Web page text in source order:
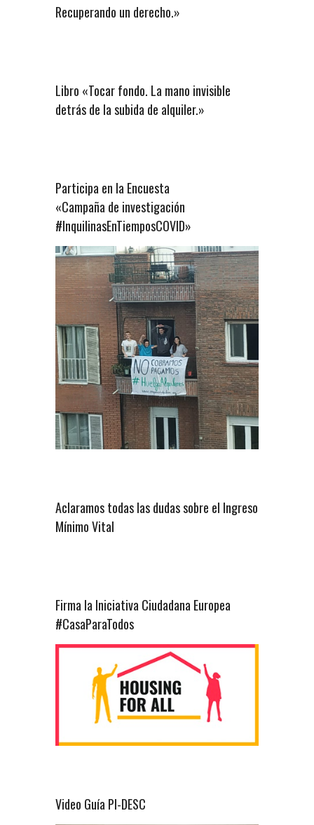
Recuperando un derecho.»
Libro «Tocar fondo. La mano invisible
detrás de la subida de alquiler.»
Participa en la Encuesta
«Campaña de investigación
#InquilinasEnTiemposCOVID»
Aclaramos todas las dudas sobre el Ingreso
Mínimo Vital
Firma la Iniciativa Ciudadana Europea
#CasaParaTodos
Video Guía PI-DESC